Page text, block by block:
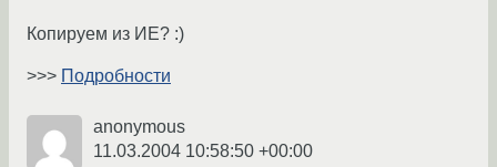
Копируем из ИЕ? :)
>>> Подробности
anonymous
11.03.2004 10:58:50 +00:00